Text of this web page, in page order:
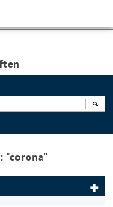
"corona"